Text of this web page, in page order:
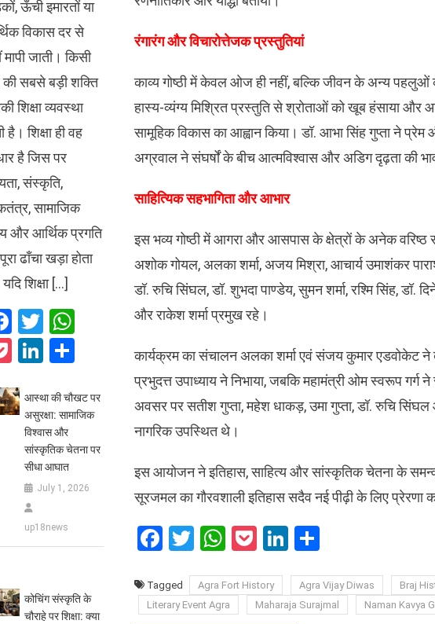
​रंगारंग और विचारोत्तेजक प्रस्तुतियां
​काव्य गोष्ठी में केवल ओज ही नहीं, बल्कि जीवन के अन्य पहलुओं
हास्य-व्यंग्य मिश्रित प्रस्तुति से श्रोताओं को खूब हंसाया और
सामूहिक विकास का आह्वान किया। डॉ. आभा सिंह गुप्ता ने
अग्रवाल ने संघर्षों के बीच आत्मविश्वास और अडिग दृढ़ता की
​साहित्यिक सहभागिता और आभार
​इस भव्य गोष्ठी में आगरा और आसपास के क्षेत्रों के अनेक वरिष्ठ
अशोक गोयल, अलका शर्मा, अजय मिश्रा, आचार्य उमाशंकर
डॉ. रुचि सिंघल, डॉ. शुभदा पाण्डेय, सुमन शर्मा, रश्मि सिंह, डॉ.
और राकेश शर्मा प्रमुख रहे।
कार्यक्रम का संचालन अलका शर्मा एवं संजय कुमार एडवोकेट
प्रभुदत्त उपाध्याय ने निभाया, जबकि महामंत्री ओम स्वरूप गर्ग
अवसर पर सतीश गुप्ता, महेश धाकड़, उमा गुप्ता, डॉ. रुचि
नागरिक उपस्थित थे।
​इस आयोजन ने इतिहास, साहित्य और सांस्कृतिक चेतना के
सूरजमल का गौरवशाली इतिहास सदैव नई पीढ़ी के लिए प्रेरणा
Facebook
Twitter
WhatsApp
PocketLinkedIn
Tagged Agra Fort History Agra Vijay Diwas Braj
Literary Event Agra
Maharaja Surajmal ​Naman Kavya
ऊँची इमारतों या
विकास दर से
मापी जाती। किसी
सबसे बड़ी शक्ति
शिक्षा व्यवस्था
है। शिक्षा ही वह
है जिस पर
संस्कृति,
सामाजिक
और आर्थिक प्रगति
ढाँचा खड़ा होता
शिक्षा […]
Facebook
TwitterWhatsApp
PocketLinkedIn
Share
आस्था की चौखट पर
असुरक्षा: सामाजिक
विश्वास और
सांस्कृतिक चेतना पर
सीधा आघात
July 1, 2026
up18news
कोचिंग संस्कृति के
चौराहे पर शिक्षा: क्या